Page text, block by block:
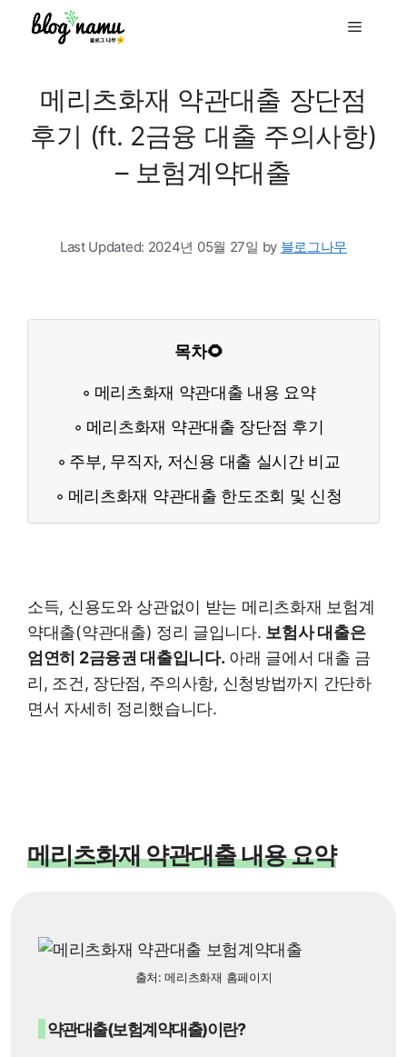
Menu
메리츠화재 약관대출 장단점
후기 (ft. 2금융 대출 주의사항)
– 보험계약대출
Last Updated: 2024년 05월 27일 by 블로그나무
목차🌻
메리츠화재 약관대출 내용 요약
메리츠화재 약관대출 장단점 후기
주부, 무직자, 저신용 대출 실시간 비교
메리츠화재 약관대출 한도조회 및 신청
소득, 신용도와 상관없이 받는 메리츠화재 보험계
약대출(약관대출) 정리 글입니다. 보험사 대출은
엄연히 2금융권 대출입니다. 아래 글에서 대출 금
리, 조건, 장단점, 주의사항, 신청방법까지 간단하
면서 자세히 정리했습니다.
메리츠화재 약관대출 내용 요약
출처: 메리츠화재 홈페이지
약관대출(보험계약대출)이란?